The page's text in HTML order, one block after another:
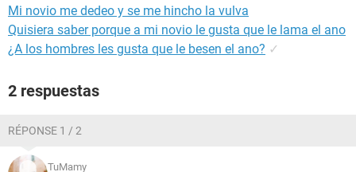
Mi novio me dedeo y se me hincho la vulva
Quisiera saber porque a mi novio le gusta que le lama el ano
¿A los hombres les gusta que le besen el ano? ✓
2 respuestas
RÉPONSE 1 / 2
TuMamy